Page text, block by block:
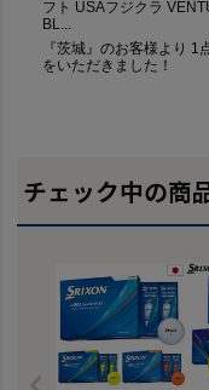
チェック中の商